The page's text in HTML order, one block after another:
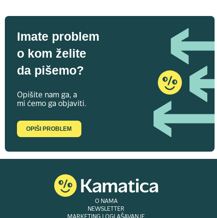
Imate problem
o kom želite
da pišemo?
Opišite nam ga, a
mi ćemo ga objaviti.
OPIŠI PROBLEM
O NAMA
NEWSLETTER